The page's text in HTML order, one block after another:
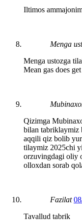
Iltimos
Menga
Menga ustozga
Mean gas does
Qizimga
bilan tabriklaymiz
aqqili qiz bolib
tilaymiz 2025chi
orzuvingdagi oliy
olloxdan sorab
Fazilat
Tavallud tabrik